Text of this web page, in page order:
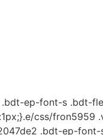
ep-font-s .bdt-
css/fron5959
.bdt-ep-